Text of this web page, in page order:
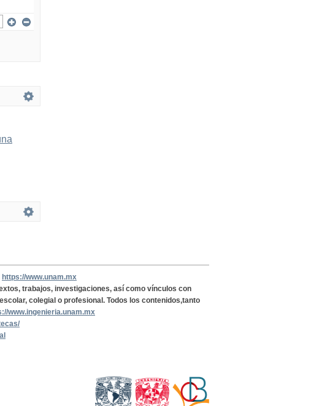
https://www.unam.mx
trabajos, investigaciones, así como vínculos con
colegial o profesional. Todos los contenidos,tanto
www.ingenieria.unam.mx